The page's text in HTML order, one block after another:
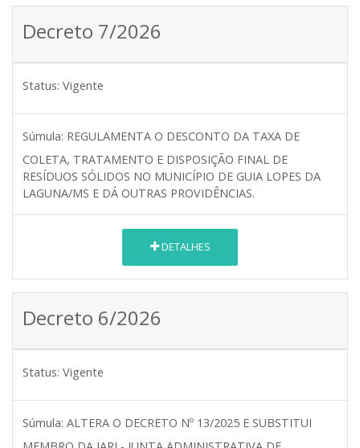
Decreto 7/2026
Status: Vigente
Súmula: REGULAMENTA O DESCONTO DA TAXA DE
COLETA, TRATAMENTO E DISPOSIÇÃO FINAL DE
RESÍDUOS SÓLIDOS NO MUNICÍPIO DE GUIA LOPES DA
LAGUNA/MS E DÁ OUTRAS PROVIDÊNCIAS.
DETALHES
Decreto 6/2026
Status: Vigente
Súmula: ALTERA O DECRETO Nº 13/2025 E SUBSTITUI